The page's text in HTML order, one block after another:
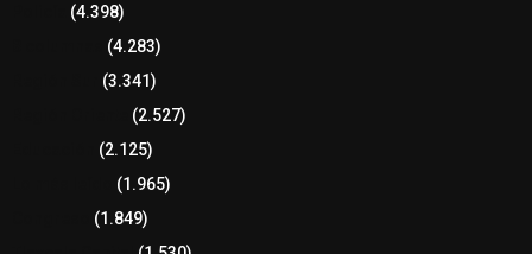
(4.398)
(4.283)
(3.341)
(2.527)
(2.125)
(1.965)
(1.849)